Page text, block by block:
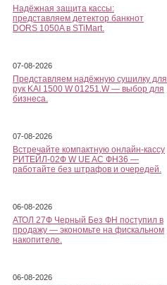
Надёжная защита кассы:
представляем детектор банкнот
DORS 1050A в STiMart.
07-08-2026
Представляем надёжную сушилку для
рук KAI 1500 W 01251.W — выбор для
бизнеса.
07-08-2026
Встречайте компактную онлайн-кассу
РИТЕЙЛ-02Ф W UE AC ФН36 —
работайте без штрафов и очередей.
06-08-2026
АТОЛ 27Ф Черный Без ФН поступил в
продажу — экономьте на фискальном
накопителе.
06-08-2026